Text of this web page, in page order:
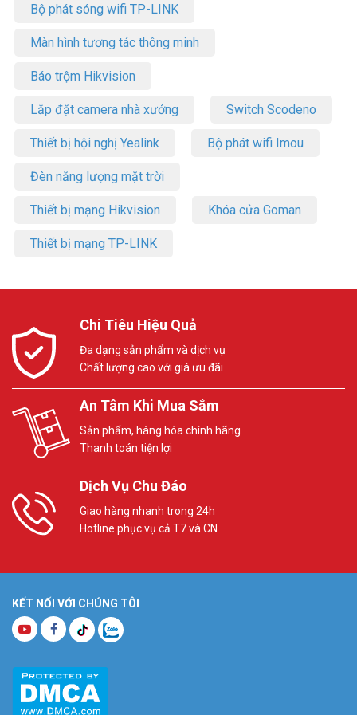
Bộ phát sóng wifi TP-LINK
Màn hình tương tác thông minh
Báo trộm Hikvision
Lắp đặt camera nhà xưởng Switch Scodeno
Thiết bị hội nghị Yealink Bộ phát wifi Imou
Đèn năng lượng mặt trời
Thiết bị mạng Hikvision Khóa cửa Goman
Thiết bị mạng TP-LINK
Chi Tiêu Hiệu Quả
Đa dạng sản phẩm và dịch vụ
Chất lượng cao với giá ưu đãi
An Tâm Khi Mua Sắm
Sản phẩm, hàng hóa chính hãng
Thanh toán tiện lợi
Dịch Vụ Chu Đáo
Giao hàng nhanh trong 24h
Hotline phục vụ cả T7 và CN
KẾT NỐI VỚI CHÚNG TÔI